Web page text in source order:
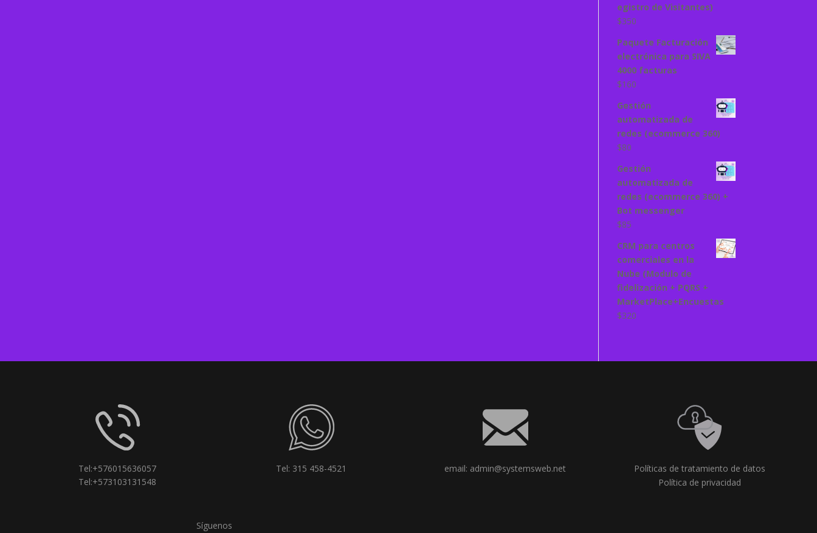
egistro de Visitantes)
$350
Paquete Facturación
electrónica para SIVA
4000 facturas
$160
Gestión
automatizada de
redes (ecommerce 360)
$80
Gestión
automatizada de
redes (ecommerce 360) +
Bot messenger
$85
CRM para centros
comerciales en la
Nube (Modulo de
fidelización + PQRS +
MarketPlace+Encuestas
$320
Tel:+576015636057
Tel:+573103131548
Tel: 315 458-4521 email: admin@systemsweb.net
Políticas de tratamiento de datos
Política de privacidad
Síguenos